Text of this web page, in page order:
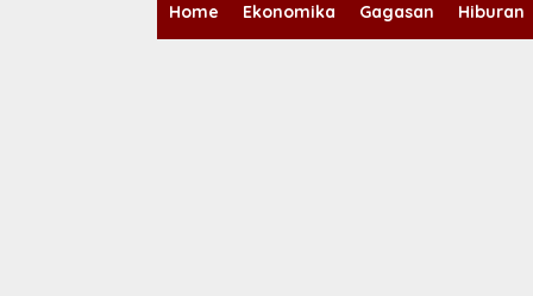
Home Ekonomika Gagasan Hiburan